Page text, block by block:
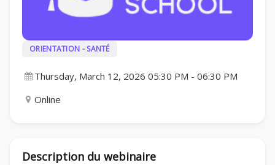
ORIENTATION - SANTÉ
Thursday, March 12, 2026 05:30 PM - 06:30 PM
Online
Description du webinaire